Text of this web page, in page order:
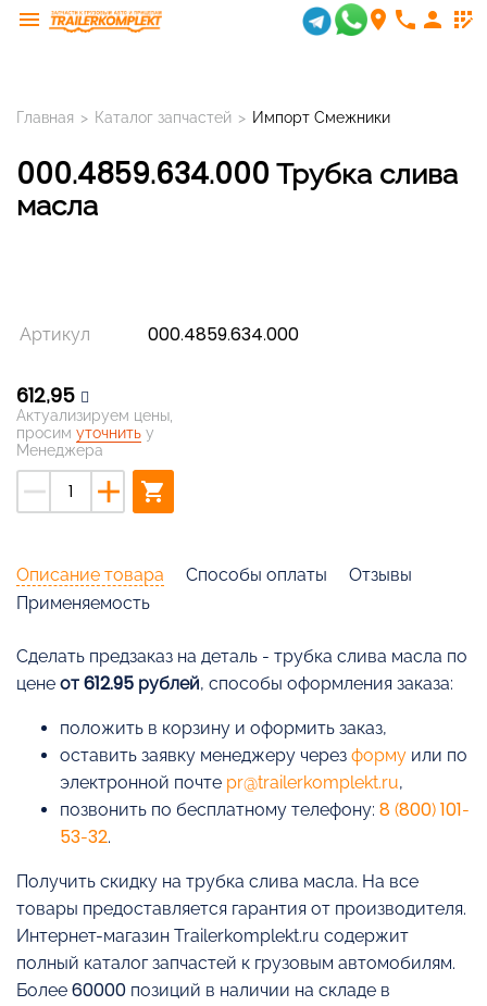
menu room phone person app_registration
Главная > Каталог запчастей > Импорт Смежники
000.4859.634.000 Трубка слива
масла
Артикул 000.4859.634.000
612,95
Актуализируем цены,
просим уточнить у
Менеджера
remove add shopping_cart
Описание товара Способы оплаты
Отзывы
Применяемость
Cделать предзаказ на деталь - трубка слива масла по
цене от 612.95 рублей, способы оформления заказа:
положить в корзину и оформить заказ,
оставить заявку менеджеру через форму или по
электронной почте pr@trailerkomplekt.ru,
позвонить по бесплатному телефону: 8 (800) 101-
53-32.
Получить скидку на трубка слива масла. На все
товары предоставляется гарантия от производителя.
Интернет-магазин Trailerkomplekt.ru содержит
полный каталог запчастей к грузовым автомобилям.
Более 60000 позиций в наличии на складе в